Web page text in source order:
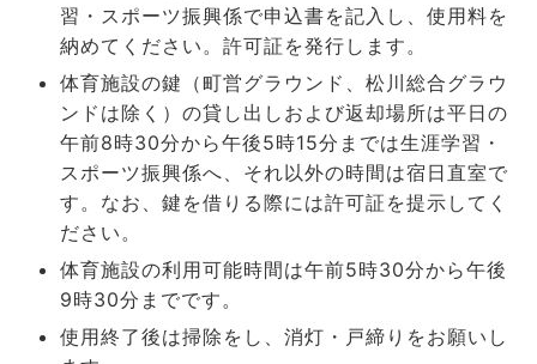
習・スポーツ振興係で申込書を記入し、使用料を
納めてください。許可証を発行します。
体育施設の鍵（町営グラウンド、松川総合グラウ
ンドは除く）の貸し出しおよび返却場所は平日の
午前8時30分から午後5時15分までは生涯学習・
スポーツ振興係へ、それ以外の時間は宿日直室で
す。なお、鍵を借りる際には許可証を提示してく
ださい。
体育施設の利用可能時間は午前5時30分から午後
9時30分までです。
使用終了後は掃除をし、消灯・戸締りをお願いし